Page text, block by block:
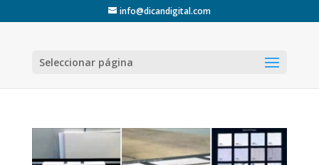
info@dicandigital.com
Seleccionar página